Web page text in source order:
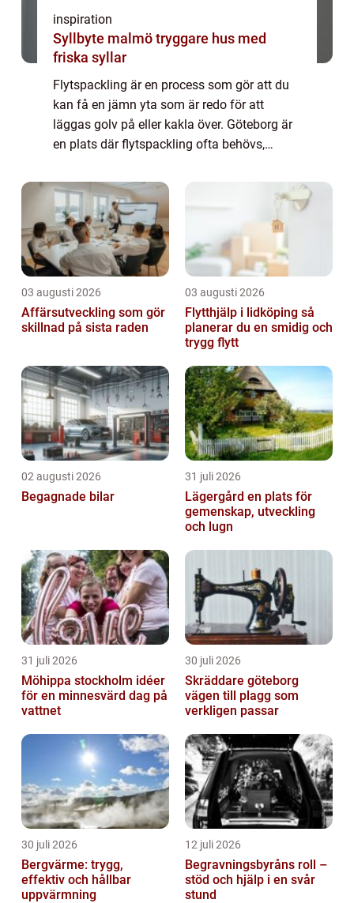
inspiration
Syllbyte malmö tryggare hus med
friska syllar
Flytspackling är en process som gör att du
kan få en jämn yta som är redo för att
läggas golv på eller kakla över. Göteborg är
en plats där flytspackling ofta behövs,
och renoveringar som pågår i staden. I de...
03 augusti 2026
Affärsutveckling som gör
skillnad på sista raden
03 augusti 2026
Flytthjälp i lidköping så
planerar du en smidig och
trygg flytt
02 augusti 2026
Begagnade bilar
31 juli 2026
Lägergård en plats för
gemenskap, utveckling
och lugn
31 juli 2026
Möhippa stockholm idéer
för en minnesvärd dag på
vattnet
30 juli 2026
Skräddare göteborg
vägen till plagg som
verkligen passar
30 juli 2026
Bergvärme: trygg,
effektiv och hållbar
uppvärmning
12 juli 2026
Begravningsbyråns roll –
stöd och hjälp i en svår
stund